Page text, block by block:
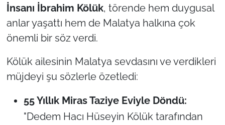
İnsanı İbrahim Kölük, törende hem duygusal
anlar yaşattı hem de Malatya halkına çok
önemli bir söz verdi.
Kölük ailesinin Malatya sevdasını ve verdikleri
müjdeyi şu sözlerle özetledi:
55 Yıllık Miras Taziye Eviyle Döndü:
"Dedem Hacı Hüseyin Kölük tarafından